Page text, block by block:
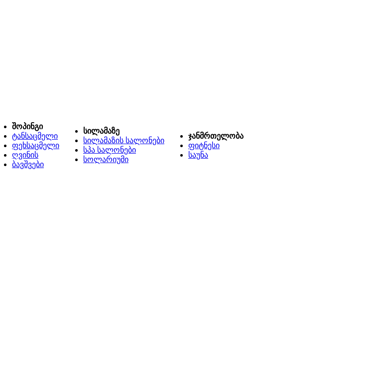
შოპინგი
ტანსაცმელი
ფეხსაცმელი
ღვინის
ბავშვები
სილამაზე
სილამაზის სალონები
სპა სალონები
სოლარიუმი
ჯანმრთელობა
ფიტნესი
საუნა